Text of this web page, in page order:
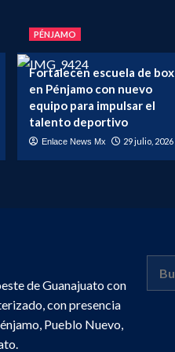
PÉNJAMO
Fortalecen escuela de box
en Pénjamo con nuevo
equipo para impulsar el
talento deportivo
Enlace News Mx 29 julio, 2026
de Guanajuato con
con presencia
Pueblo Nuevo,